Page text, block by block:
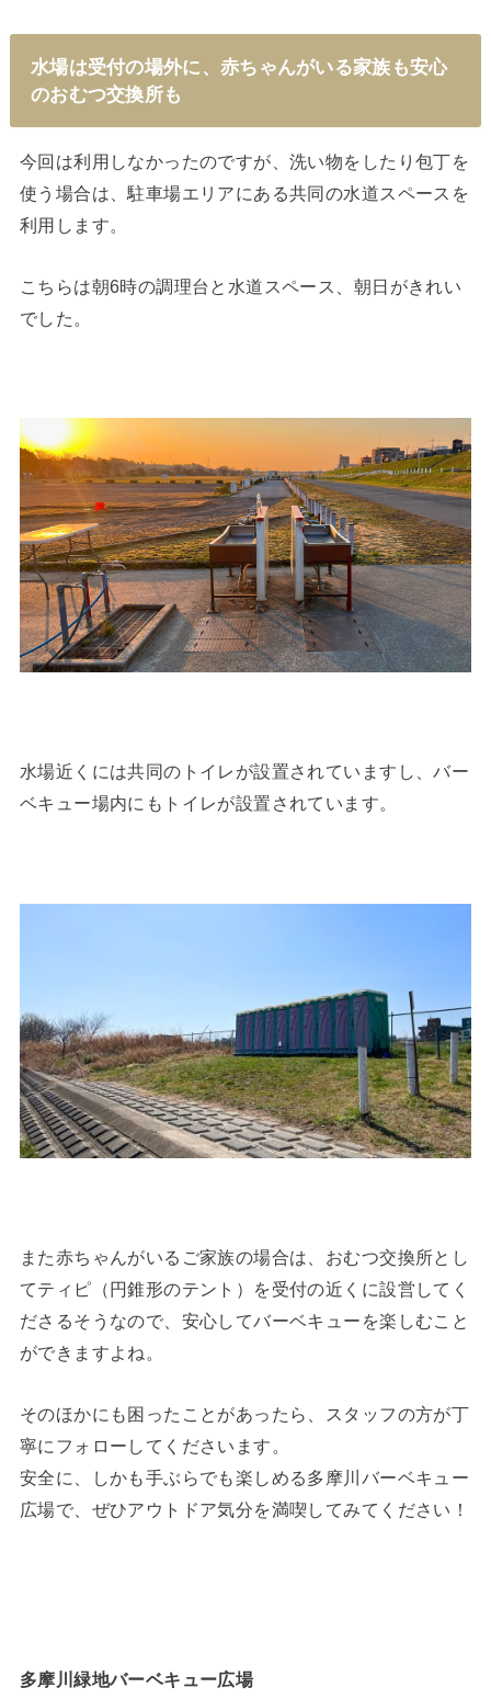
水場は受付の場外に、赤ちゃんがいる家族も安心
のおむつ交換所も
今回は利用しなかったのですが、洗い物をしたり包丁を
使う場合は、駐車場エリアにある共同の水道スペースを
利用します。
こちらは朝6時の調理台と水道スペース、朝日がきれい
でした。
水場近くには共同のトイレが設置されていますし、バー
ベキュー場内にもトイレが設置されています。
また赤ちゃんがいるご家族の場合は、おむつ交換所とし
てティピ（円錐形のテント）を受付の近くに設営してく
ださるそうなので、安心してバーベキューを楽しむこと
ができますよね。
そのほかにも困ったことがあったら、スタッフの方が丁
寧にフォローしてくださいます。
安全に、しかも手ぶらでも楽しめる多摩川バーベキュー
広場で、ぜひアウトドア気分を満喫してみてください！
多摩川緑地バーベキュー広場